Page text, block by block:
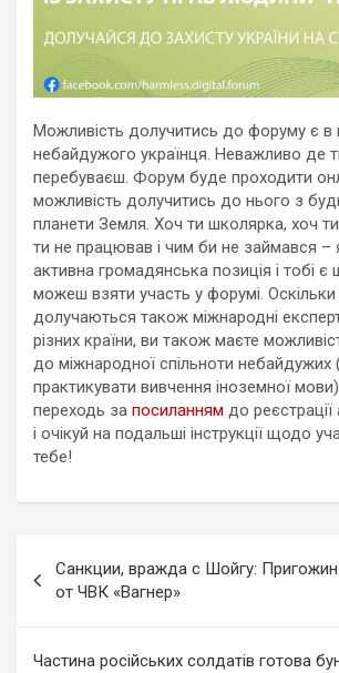
Можливість долучитись до форуму є в
небайдужого українця. Неважливо де
перебуваєш. Форум буде проходити
можливість долучитись до нього з
планети Земля. Хоч ти школярка, хоч
ти не працював і чим би не займався –
активна громадянська позиція і тобі
можеш взяти участь у форумі.
долучаються також міжнародні
різних країни, ви також маєте
до міжнародної спільноти небайдужих
практикувати вивчення іноземної
переходь за посиланням до
і очікуй на подальші інструкції щодо
тебе!
по
записям
Санкции, вражда с Шойгу:
от ЧВК «Вагнер»
Частина російських солдатів готова